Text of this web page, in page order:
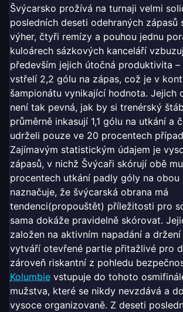
Švýcarsko prožívá na turnaji velmi
posledních deseti odehraných zápasů
výher, čtyři remízy a pouhou jednu
kuloárech sázkových kanceláří
především jejich útočná produktivita –
vstřelí 2,2 gólu na zápas, což je v
šampionátu vynikající hodnota. Jejich
není tak pevná, jak by si trenérský
průměrně inkasují 1,1 gólu na utkání a
udrželi pouze ve 20 procentech
Zajímavým statistickým údajem je
zápasů, v nichž Švýcaři skórují obě
procentech utkání padly góly na obou
naznačuje, že švýcarská obrana má
tendenci(propouštět) příležitosti pro
sama dokáže pravidelně skórovat.
založen na aktivním napadání a
vytváří otevřené partie přitažlivé pro
zároveň riskantní z pohledu
Kolumbie vstupuje do tohoto
mužstva, které se nikdy nevzdává a
vysoce organizovaně. Z deseti